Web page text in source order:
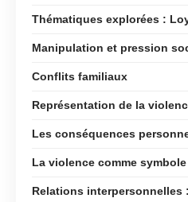
Thématiques explorées :
Manipulation et pression
Conflits familiaux
Représentation de la
Les conséquences
La violence comme
Relations interpersonnelles